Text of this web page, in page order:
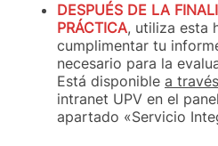
DESPUÉS DE LA
PRÁCTICA, utiliza esta
cumplimentar tu
necesario para la
Está disponible a
intranet UPV en el
apartado «Servicio